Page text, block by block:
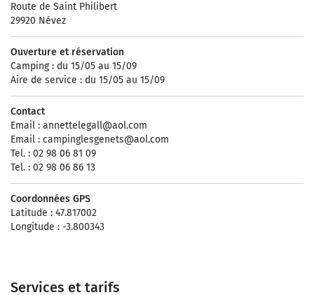
Route de Saint Philibert
29920 Névez
Ouverture et réservation
Camping : du 15/05 au 15/09
Aire de service : du 15/05 au 15/09
Contact
Email : annettelegall@aol.com
Email : campinglesgenets@aol.com
Tel. : 02 98 06 81 09
Tel. : 02 98 06 86 13
Coordonnées GPS
Latitude : 47.817002
Longitude : -3.800343
Services et tarifs